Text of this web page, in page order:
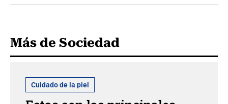
Más de Sociedad
Cuidado de la piel